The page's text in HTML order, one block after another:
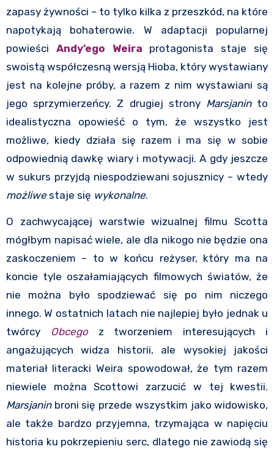
zapasy żywności – to tylko kilka z przeszkód, na które
napotykają bohaterowie. W adaptacji popularnej
powieści Andy’ego Weira protagonista staje się
swoistą współczesną wersją Hioba, który wystawiany
jest na kolejne próby, a razem z nim wystawiani są
jego sprzymierzeńcy. Z drugiej strony Marsjanin to
idealistyczna opowieść o tym, że wszystko jest
możliwe, kiedy działa się razem i ma się w sobie
odpowiednią dawkę wiary i motywacji. A gdy jeszcze
w sukurs przyjdą niespodziewani sojusznicy – wtedy
możliwestaje się wykonalne.
O zachwycającej warstwie wizualnej filmu Scotta
mógłbym napisać wiele, ale dla nikogo nie będzie ona
zaskoczeniem – to w końcu reżyser, który ma na
koncie tyle oszałamiających filmowych światów, że
nie można było spodziewać się po nim niczego
innego. W ostatnich latach nie najlepiej było jednak u
twórcy
Obcego
z tworzeniem interesujących i
angażujących widza historii, ale wysokiej jakości
materiał literacki Weira spowodował, że tym razem
niewiele można Scottowi zarzucić w tej kwestii.
Marsjanin broni się przede wszystkim jako widowisko,
ale także bardzo przyjemna, trzymająca w napięciu
historia ku pokrzepieniu serc, dlatego nie zawiodą się